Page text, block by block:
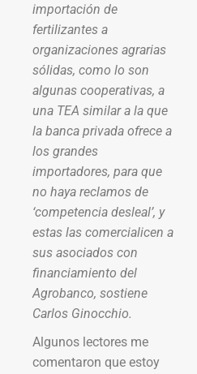
importación de
fertilizantes a
organizaciones agrarias
sólidas, como lo son
algunas cooperativas, a
una TEA similar a la que
la banca privada ofrece a
los grandes
importadores, para que
no haya reclamos de
‘competencia desleal’, y
estas las comercialicen a
sus asociados con
financiamiento del
Agrobanco, sostiene
Carlos Ginocchio.
Algunos lectores me
comentaron que estoy